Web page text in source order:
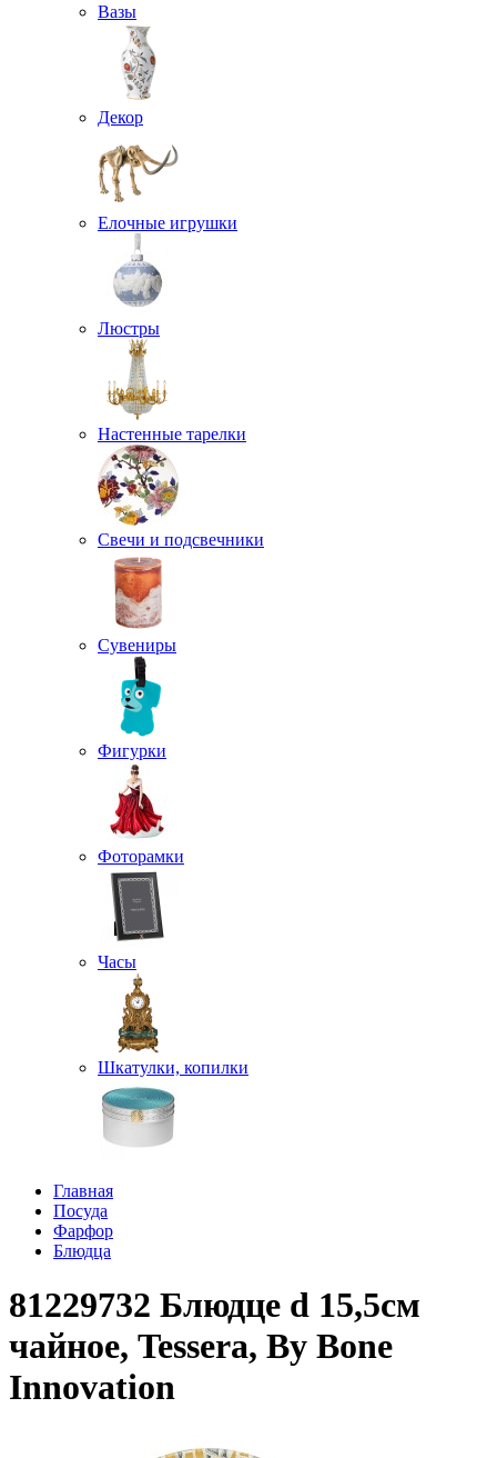
Вазы
Декор
Елочные игрушки
Люстры
Настенные тарелки
Свечи и подсвечники
Сувениры
Фигурки
Фоторамки
Часы
Шкатулки, копилки
Главная
Посуда
Фарфор
Блюдца
81229732 Блюдце d 15,5см
чайное, Tessera, By Bone
Innovation